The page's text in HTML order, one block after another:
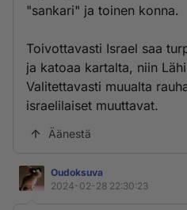
"sankari" ja toinen konna.
Toivottavasti Israel saa
ja katoaa kartalta, niin
Valitettavasti muualta
israelilaiset muuttavat.
Äänestä
Oudoksuva
2024-02-28 22:30:23